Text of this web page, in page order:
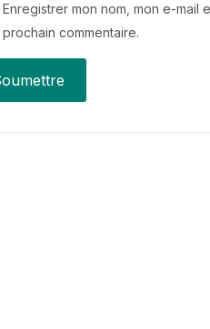
Enregistrer mon nom, mon e-mail
prochain commentaire.